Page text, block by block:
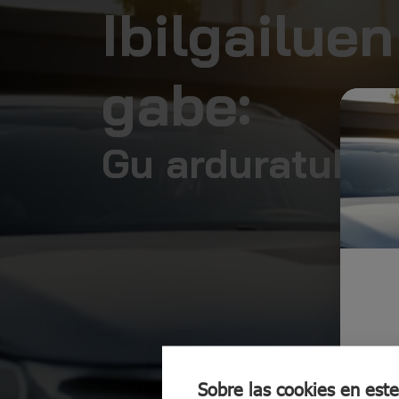
gabe:
Gu arduratuko
Sobre las cookies en